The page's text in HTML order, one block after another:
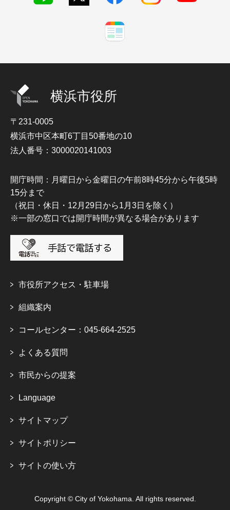
横浜市役所
〒231-0005
横浜市中区本町6丁目50番地の10
法人番号：3000020141003
開庁時間：月曜日から金曜日の午前8時45分から午後5時
15分まで
（祝日・休日・12月29日から1月3日を除く）
※一部の窓口では開庁時間が異なる場合があります
市役所アクセス・駐車場
組織案内
コールセンター：045-664-2525
よくある質問
市民からの提案
Language
サイトマップ
サイトポリシー
サイトの使い方
Copyright © City of Yokohama. All rights reserved.